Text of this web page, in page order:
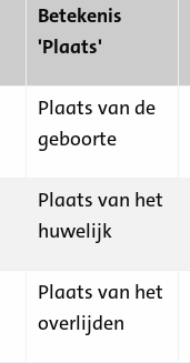
Betekenis
'Plaats'
Plaats van de
geboorte
Plaats van het
huwelijk
Plaats van het
overlijden